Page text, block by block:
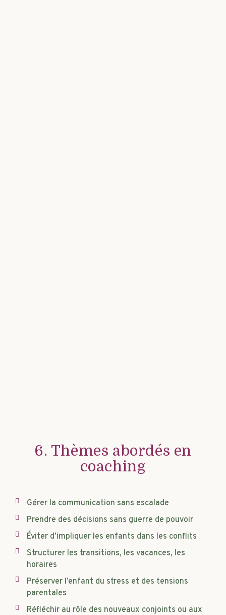
6. Thèmes abordés en
coaching
Gérer la communication sans escalade
Prendre des décisions sans guerre de pouvoir
Éviter d’impliquer les enfants dans les conflits
Structurer les transitions, les vacances, les
horaires
Préserver l’enfant du stress et des tensions
parentales
Réfléchir au rôle des nouveaux conjoints ou aux